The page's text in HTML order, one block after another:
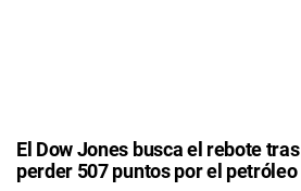
El Dow Jones busca el rebote tras
perder 507 puntos por el petróleo